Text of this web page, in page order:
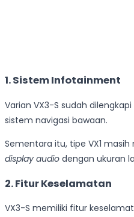
1. Sistem Infotainment
Varian VX3-S sudah
sistem navigasi bawaan.
Sementara itu, tipe VX1
display audio dengan ukuran
2. Fitur Keselamatan
VX3-S memiliki fitur